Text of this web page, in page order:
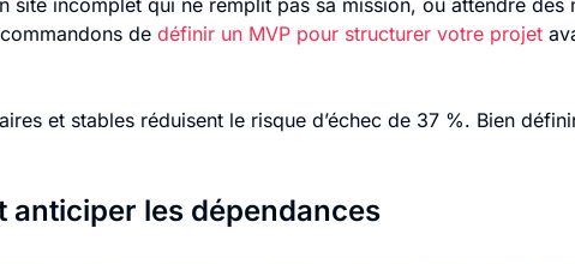
site incomplet qui ne remplit pas sa mission, ou attendre
de définir un MVP pour structurer votre projet
et stables réduisent le risque d’échec de 37 %. Bien
anticiper les dépendances